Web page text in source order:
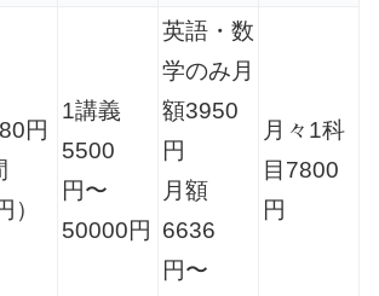
円
）
1講義
5500
円〜
50000円
英語・数
学のみ月
額3950
円
月額
6636
円〜
月々1科
目7800
円